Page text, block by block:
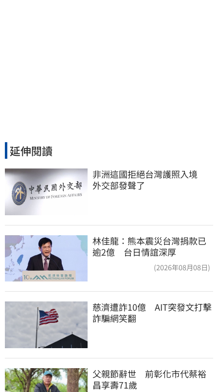
延伸閱讀
非洲這國拒絕台灣護照入境
外交部發聲了
林佳龍：熊本震災台灣捐款已
逾2億 台日情誼深厚
(2026年08月08日)
慈濟遭詐10億　AIT突發文打擊
詐騙網笑翻
父親節辭世　前彰化市代蔡裕
昌享壽71歲